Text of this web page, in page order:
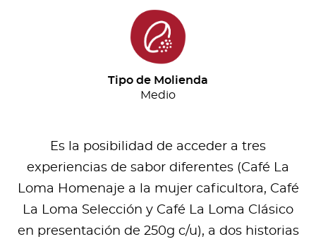
Tipo de Molienda
Medio
Es la posibilidad de acceder a tres
experiencias de sabor diferentes (Café La
Loma Homenaje a la mujer caficultora, Café
La Loma Selección y Café La Loma Clásico
en presentación de 250g c/u), a dos historias